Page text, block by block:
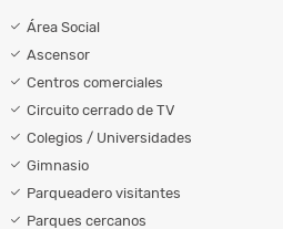
Área Social
Ascensor
Centros comerciales
Circuito cerrado de TV
Colegios / Universidades
Gimnasio
Parqueadero visitantes
Parques cercanos